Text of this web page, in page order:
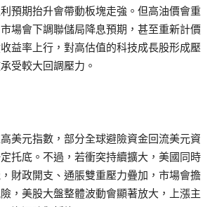
預期抬升會帶動板塊走強。但高油價會重
場會下調聯儲局降息預期，甚至重新計價
益率上行，對高估值的科技成長股形成壓
受較大回調壓力。
美元指數，部分全球避險資金回流美元資
托底。不過，若衝突持續擴大，美國同時
財政開支、通脹雙重壓力疊加，市場會擔
，美股大盤整體波動會顯著放大，上漲主